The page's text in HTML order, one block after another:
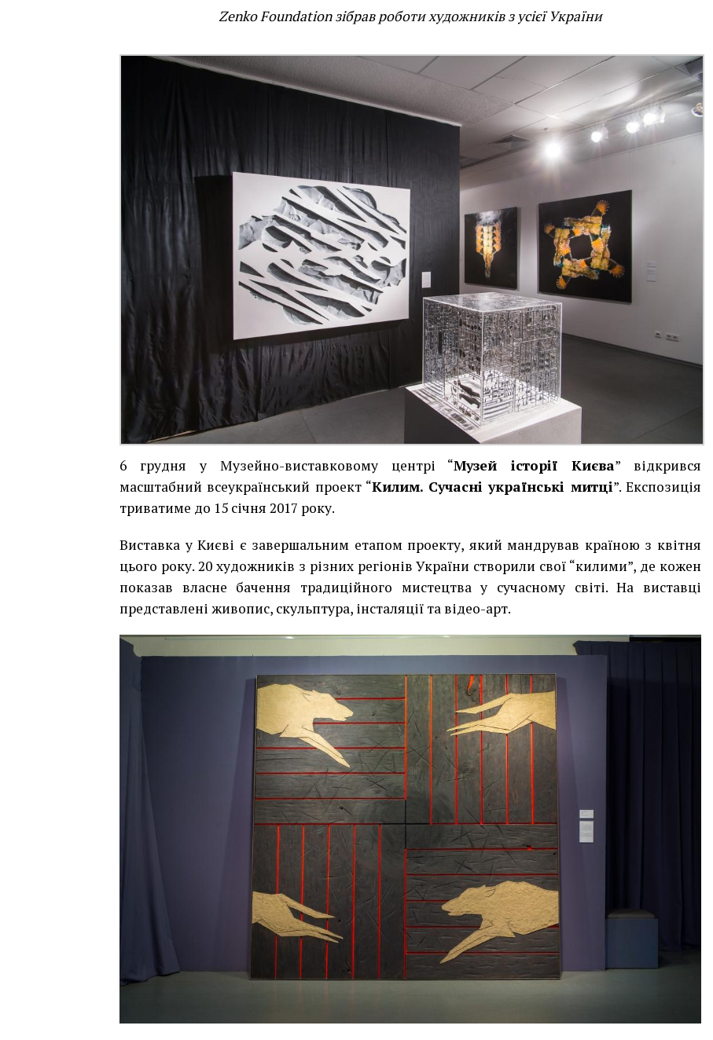
Zenko Foundation зібрав роботи художників з усієї України
6 грудня у Музейно-виставковому центрі “Музей історії Києва” відкрився
масштабний всеукраїнський проект “Килим. Сучасні українські митці”. Експозиція
триватиме до 15 січня 2017 року.
Виставка у Києві є завершальним етапом проекту, який мандрував країною з квітня
цього року. 20 художників з різних регіонів України створили свої “килими”, де кожен
показав власне бачення традиційного мистецтва у сучасному світі. На виставці
представлені живопис, скульптура, інсталяції та відео-арт.